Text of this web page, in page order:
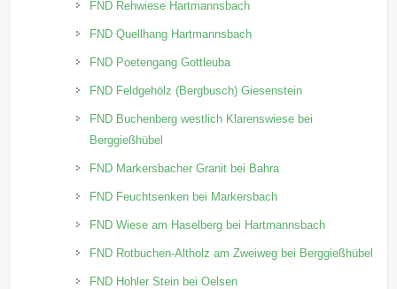
FND Rehwiese Hartmannsbach
FND Quellhang Hartmannsbach
FND Poetengang Gottleuba
FND Feldgehölz (Bergbusch) Giesenstein
FND Buchenberg westlich Klarenswiese bei
Berggießhübel
FND Markersbacher Granit bei Bahra
FND Feuchtsenken bei Markersbach
FND Wiese am Haselberg bei Hartmannsbach
FND Rotbuchen-Altholz am Zweiweg bei Berggießhübel
FND Hohler Stein bei Oelsen